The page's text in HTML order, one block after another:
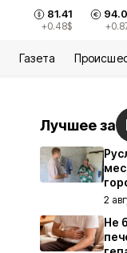
81.41
+0.48$
Газета
Лучшее за
2
Не